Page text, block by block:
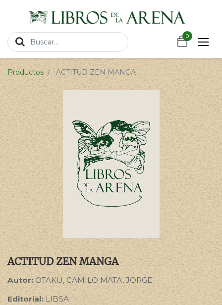
0
0
Productos ACTITUD ZEN MANGA
ACTITUD ZEN MANGA
Autor: OTAKU, CAMILO MATA, JORGE
Editorial: LIBSA